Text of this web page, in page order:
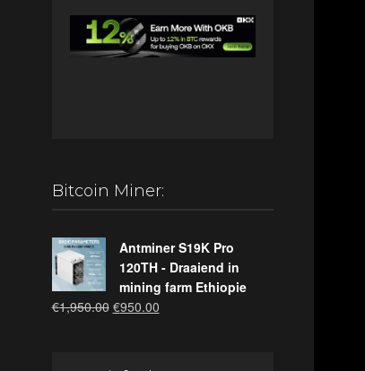
Bitcoin Miner:
Antminer S19K Pro
120TH - Draaiend in
mining farm Ethiopie
€1,950.00 Oorspronkelijke
€950.00Huidige